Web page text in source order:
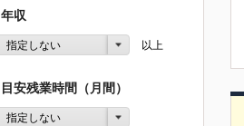
年収
指定しない 以上
目安残業時間（月間）
指定しない